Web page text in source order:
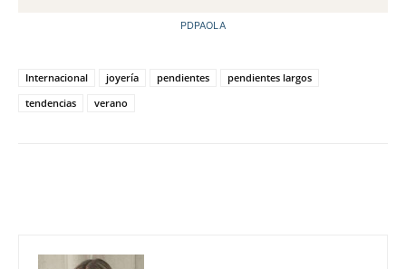
PDPAOLA
Internacional joyería pendientes
pendientes largos
tendencias
verano